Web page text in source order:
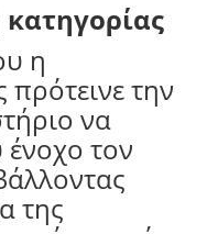
η
πρότεινε την
να
ένοχο τον
της